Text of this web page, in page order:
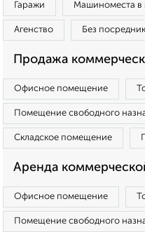
Гаражи Машиноместа в
Агенство Без
Продажа
Офисное помещение
Помещение свободного
Складское помещение
Аренда
Офисное помещение
Помещение свободного